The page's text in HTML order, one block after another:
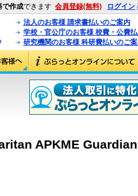
で作成できます 会員登録(無料) ログイン
法人のお客様 請求書払いのご案内
学校・官公庁のお客様 校費・公費
研究機関のお客様 科研費払いのご
APKME